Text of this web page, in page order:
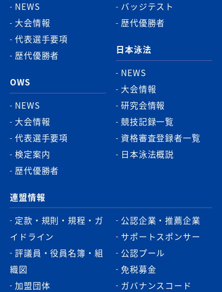
NEWS
大会情報
代表選手要項
歴代優勝者
OWS
NEWS
大会情報
代表選手要項
検定案内
歴代優勝者
バッジテスト
歴代優勝者
日本泳法
NEWS
大会情報
研究会情報
競技記録一覧
資格審査登録者一覧
日本泳法概説
連盟情報
定款・規則・規程・ガ
イドライン
評議員・役員名簿・組
織図
加盟団体
公認企業・推薦企業
サポートスポンサー
公認プール
免税募金
ガバナンスコード